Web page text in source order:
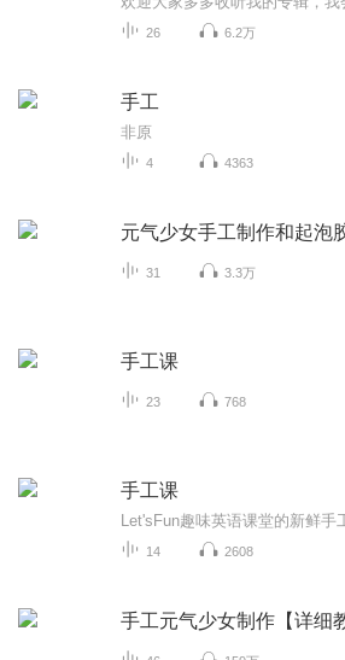
26 6.2万
手工
非原
4 4363
元气少女手工制作和起泡
31 3.3万
手工课
23 768
手工课
Let'sFun趣味英语课堂的新鲜手
14 2608
手工元气少女制作【详细